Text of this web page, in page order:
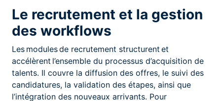
Le recrutement et la gestion
des workflows
Les modules de recrutement structurent et
accélèrent l’ensemble du processus d’acquisition de
talents. Il couvre la diffusion des offres, le suivi des
candidatures, la validation des étapes, ainsi que
l’intégration des nouveaux arrivants. Pour